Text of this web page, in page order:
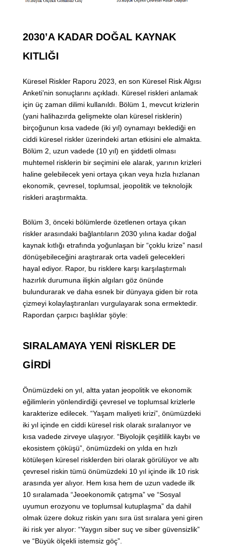
2030’A KADAR DOĞAL KAYNAK
KITLIĞI
Küresel Riskler Raporu 2023, en son Küresel Risk Algısı
Anketi’nin sonuçlarını açıkladı. Küresel riskleri anlamak
için üç zaman dilimi kullanıldı. Bölüm 1, mevcut krizlerin
(yani halihazırda gelişmekte olan küresel risklerin)
birçoğunun kısa vadede (iki yıl) oynamayı beklediği en
ciddi küresel riskler üzerindeki artan etkisini ele almakta.
Bölüm 2, uzun vadede (10 yıl) en şiddetli olması
muhtemel risklerin bir seçimini ele alarak, yarının krizleri
haline gelebilecek yeni ortaya çıkan veya hızla hızlanan
ekonomik, çevresel, toplumsal, jeopolitik ve teknolojik
riskleri araştırmakta.
Bölüm 3, önceki bölümlerde özetlenen ortaya çıkan
riskler arasındaki bağlantıların 2030 yılına kadar doğal
kaynak kıtlığı etrafında yoğunlaşan bir “çoklu krize” nasıl
dönüşebileceğini araştırarak orta vadeli gelecekleri
hayal ediyor. Rapor, bu risklere karşı karşılaştırmalı
hazırlık durumuna ilişkin algıları göz önünde
bulundurarak ve daha esnek bir dünyaya giden bir rota
çizmeyi kolaylaştıranları vurgulayarak sona ermektedir.
Rapordan çarpıcı başlıklar şöyle:
SIRALAMAYA YENİ RİSKLER DE
GİRDİ
Önümüzdeki on yıl, altta yatan jeopolitik ve ekonomik
eğilimlerin yönlendirdiği çevresel ve toplumsal krizlerle
karakterize edilecek. “Yaşam maliyeti krizi”, önümüzdeki
iki yıl içinde en ciddi küresel risk olarak sıralanıyor ve
kısa vadede zirveye ulaşıyor. “Biyolojik çeşitlilik kaybı ve
ekosistem çöküşü”, önümüzdeki on yılda en hızlı
kötüleşen küresel risklerden biri olarak görülüyor ve altı
çevresel riskin tümü önümüzdeki 10 yıl içinde ilk 10 risk
arasında yer alıyor. Hem kısa hem de uzun vadede ilk
10 sıralamada “Jeoekonomik çatışma” ve “Sosyal
uyumun erozyonu ve toplumsal kutuplaşma” da dahil
olmak üzere dokuz riskin yanı sıra üst sıralara yeni giren
iki risk yer alıyor: “Yaygın siber suç ve siber güvensizlik”
ve “Büyük ölçekli istemsiz göç”.